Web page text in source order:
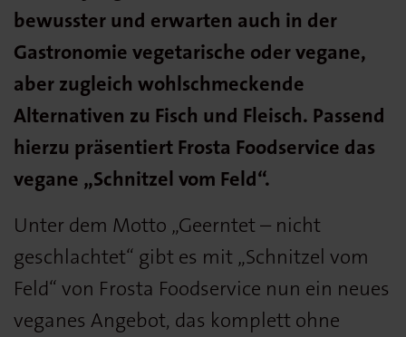
bewusster und erwarten auch in der
Gastronomie vegetarische oder vegane,
aber zugleich wohlschmeckende
Alternativen zu Fisch und Fleisch. Passend
hierzu präsentiert Frosta Foodservice das
vegane „Schnitzel vom Feld“.
Unter dem Motto „Geerntet – nicht
geschlachtet“ gibt es mit „Schnitzel vom
Feld“ von Frosta Foodservice nun ein neues
veganes Angebot, das komplett ohne